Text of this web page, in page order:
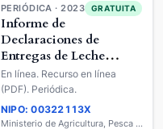
PERIÓDICA · 2023 GRATUITA
Informe de
Declaraciones de
Entregas de Leche
Ecológica, DOP E IGP a
los Primeros
Compradores : Ovino y
Caprino
En línea. Recurso en línea
(PDF). Periódica.
NIPO: 00322113X
Ministerio de Agricultura, Pesca y Alimentación